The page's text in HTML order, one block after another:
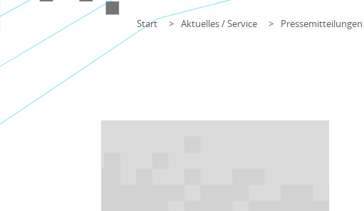
Start Aktuelles / Service Pressemitteilungen